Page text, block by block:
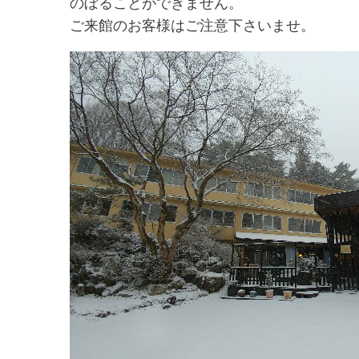
のぼることができません。
ご来館のお客様はご注意下さいませ。